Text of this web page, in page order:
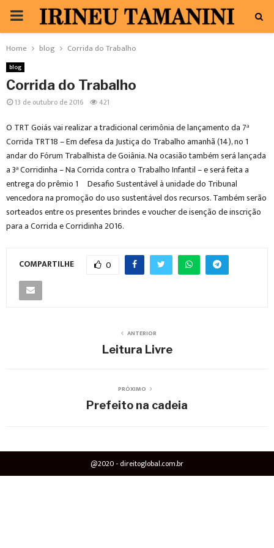
PRIMARY
MENU
Home blog Corrida do Trabalho
blog
Corrida do Trabalho
13 de outubro de 2016 421
O TRT Goiás vai realizar a tradicional cerimônia de lançamento da 7ª
Corrida TRT18 – Em defesa da Justiça do Trabalho amanhã (14), no 1º
andar do Fórum Trabalhista de Goiânia. Na ocasião também será lançada
a 3ª Corridinha – Na Corrida contra o Trabalho Infantil – e será feita a
entrega do prêmio 1º Desafio Sustentável à unidade do Tribunal
vencedora na promoção do uso sustentável dos recursos. Também serão
sorteados entre os presentes brindes e voucher de isenção de inscrição
para a Corrida e Corridinha 2016.
COMPARTILHE 0
ANTERIOR
Leitura Livre
PRÓXIMO
Prefeito na cadeia
@2020 - direitoglobal.com.br